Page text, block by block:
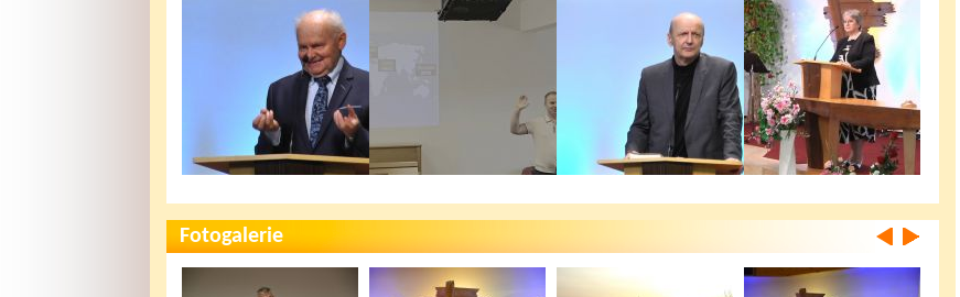
věrnost
jsem se nesetkal!
Fotogalerie